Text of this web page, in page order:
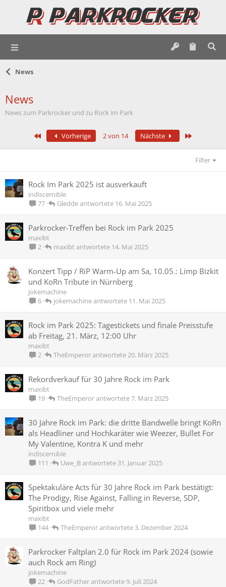
News
News
News zum Parkrocker und zu Rock im Park
Erste Vorherige 2 von 14 Nächste
Filter
Rock Im Park 2025 ist ausverkauft
indiscernible
77
16. Mai 2025
Gledde
Parkrocker-Treffen bei Rock im Park 2025
maxibt
2
14. Mai 2025
maxibt
Konzert Tipp / RiP Warm-Up am Sa, 10.05.: Limp Bizkit
und KoRn Tribute in Nürnberg
jokemachine
6
11. Mai 2025
jokemachine
Rock im Park 2025: Tagestickets und finale Preisstufe
ab Freitag, 21. März, 12:00 Uhr
maxibt
2
20. März 2025
TheEmperor
Rekordverkauf für 30 Jahre Rock im Park
maxibt
19
7. März 2025
TheEmperor
30 Jahre Rock im Park: die dritte Bandwelle bringt KoRn
als Headliner und Hochkaräter wie Weezer, Bullet For
My Valentine, Kontra K und mehr
indiscernible
111
31. Januar 2025
Uwe_B
Spektakuläre Acts für 30 Jahre Rock im Park bestätigt:
The Prodigy, Rise Against, Falling in Reverse, SDP,
Spiritbox und viele mehr
maxibt
144
3. Dezember 2024
TheEmperor
Parkrocker Faltplan 2.0 für Rock im Park 2024 (sowie
auch Rock am Ring)
jokemachine
22
9. Juli 2024
GodFather